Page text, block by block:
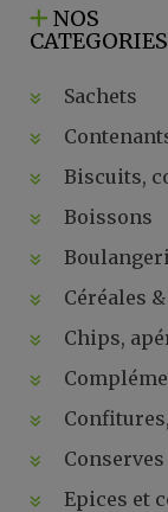
NOS
CATEGORIES
Sachets
Biscuits,
Boissons
Céréales &
Chips,
Conserves
Epices et